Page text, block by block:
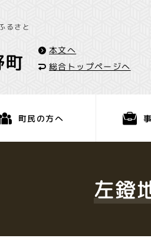
るさと
本文へ
総合トップページへ
町民の方へ
左鐙